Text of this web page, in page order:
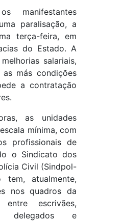
manifestantes
paralisação, a
terça-feira, em
do Estado. A
salariais,
más condições
a contratação
as unidades
mínima, com
profissionais de
o Sindicato dos
Civil (Sindpol-
atualmente,
nos quadros da
escrivães,
delegados e